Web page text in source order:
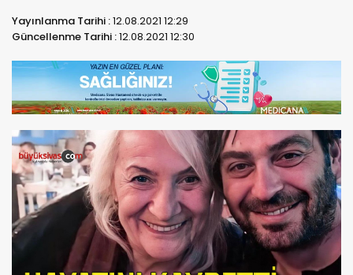
Yayınlanma Tarihi :12.08.2021 12:29
Güncellenme Tarihi :12.08.2021 12:30